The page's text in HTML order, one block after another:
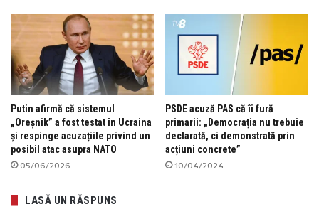
Putin afirmă că sistemul
„Oreșnik” a fost testat în Ucraina
și respinge acuzațiile privind un
posibil atac asupra NATO
05/06/2026
PSDE acuză PAS că îi fură
primarii: „Democrația nu trebuie
declarată, ci demonstrată prin
acțiuni concrete”
10/04/2024
LASĂ UN RĂSPUNS